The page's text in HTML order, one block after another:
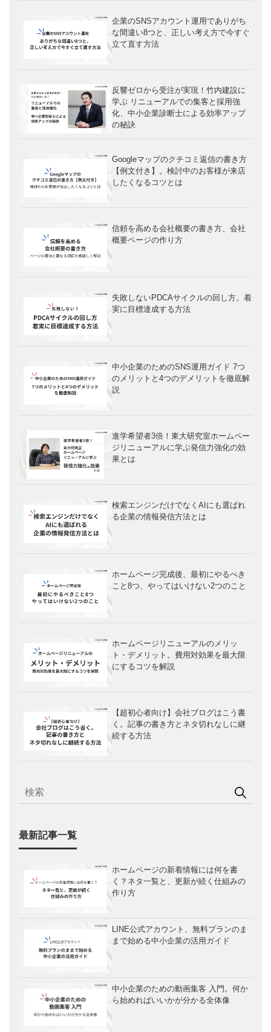
企業のSNSアカウント運用でありがち
な間違い8つと、正しい考え方で今すぐ
立て直す方法
反響ゼロから受注が実現！竹内建設に
学ぶ リニューアルでの集客と採用強
化、中小企業診断士による効率アップ
の秘訣
Googleマップのクチコミ返信の書き方
【例文付き】。検討中のお客様が来店
したくなるコツとは
信頼を高める会社概要の書き方、会社
概要ページの作り方
失敗しないPDCAサイクルの回し方。着
実に目標達成する方法
中小企業のためのSNS運用ガイド 7つ
のメリットと4つのデメリットを徹底解
説
進学希望者3倍！東大研究室ホームペー
ジリニューアルに学ぶ発信力強化の効
果とは
検索エンジンだけでなくAIにも選ばれ
る企業の情報発信方法とは
ホームページ完成後、最初にやるべき
こと8つ、やってはいけない2つのこと
ホームページリニューアルのメリッ
ト・デメリット。費用対効果を最大限
にするコツを解説
【超初心者向け】会社ブログはこう書
く。記事の書き方とネタ切れなしに継
続する方法
最新記事一覧
ホームページの新着情報には何を書
く？ネタ一覧と、更新が続く仕組みの
作り方
LINE公式アカウント、無料プランのま
まで始める中小企業の活用ガイド
中小企業のための動画集客 入門。何か
ら始めればいいかが分かる全体像